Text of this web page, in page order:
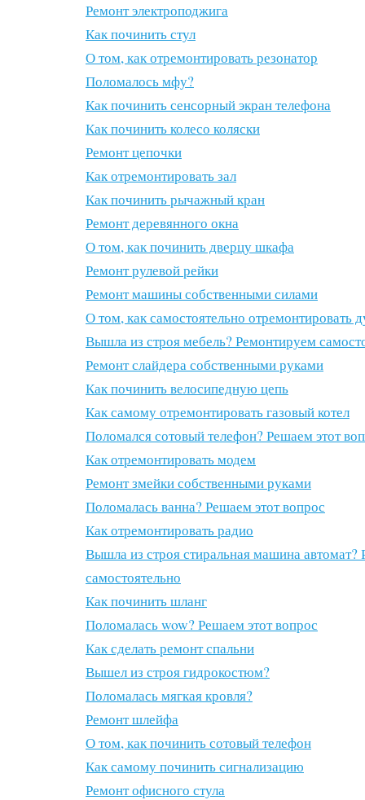
Ремонт электроподжига
Как починить стул
О том, как отремонтировать резонатор
Поломалось мфу?
Как починить сенсорный экран телефона
Как починить колесо коляски
Ремонт цепочки
Как отремонтировать зал
Как починить рычажный кран
Ремонт деревянного окна
О том, как починить дверцу шкафа
Ремонт рулевой рейки
Ремонт машины собственными силами
О том, как самостоятельно отремонтировать
Вышла из строя мебель? Ремонтируем
Ремонт слайдера собственными руками
Как починить велосипедную цепь
Как самому отремонтировать газовый котел
Поломался сотовый телефон? Решаем этот
Как отремонтировать модем
Ремонт змейки собственными руками
Поломалась ванна? Решаем этот вопрос
Как отремонтировать радио
Вышла из строя стиральная машина автомат?
самостоятельно
Как починить шланг
Поломалась wow? Решаем этот вопрос
Как сделать ремонт спальни
Вышел из строя гидрокостюм?
Поломалась мягкая кровля?
Ремонт шлейфа
О том, как починить сотовый телефон
Как самому починить сигнализацию
Ремонт офисного стула